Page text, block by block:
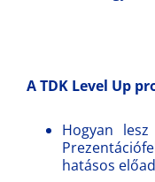
A TDK Level Up
Hogyan
hatásos